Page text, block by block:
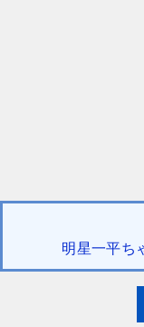
明星一平ち